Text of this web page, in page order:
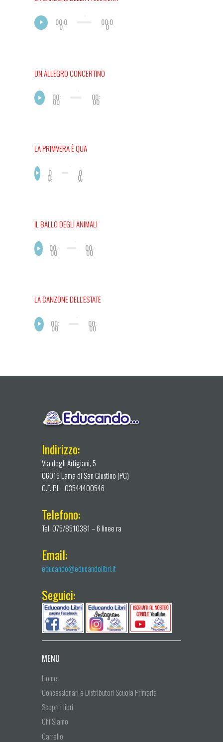
00:0
0 00:0
0
UN ALLEGRO CONCERTINO
00:
00 00:
00
LA PRIMVERA È QUA
0
0:
0
0
0:
0
IL BALLO DEGLI ANIMALI
00:
00 00:
00
LA CANZONE DELL’ESTATE
00:
00 00:
00
Indirizzo:
Via degli Artigiani, 5
06016 Lama di San Giustino (PG)
C.F. P.I. - 03544400546
Telefono:
Tel. 075/8510381 – 6 linee ra
Email:
educando@educandolibri.it
Seguici:
MENU
Home
Concessionari e Distributori Scuola Primaria
Scopri i libri
Chi Siamo
Carrello